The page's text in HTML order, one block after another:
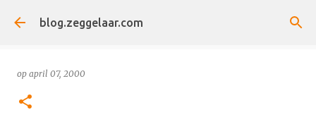
Doorgaan naar hoofdcontent
blog.zeggelaar.com
op april 07, 2000